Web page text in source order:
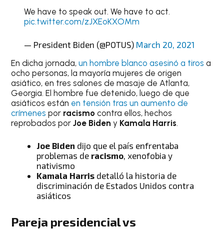
We have to speak out. We have to act.
pic.twitter.com/zJXEoKXOMm
— President Biden (@POTUS) March 20, 2021
En dicha jornada,un hombre blanco asesinó a tiros a
ocho personas, la mayoría mujeres de origen
asiático, en tres salones de masaje de Atlanta,
Georgia. El hombre fue detenido, luego de que
asiáticos están en tensión tras un aumento de
crímenes por racismo contra ellos, hechos
reprobados porJoe Biden y Kamala Harris.
Joe Biden dijo que el país enfrentaba
problemas de racismo, xenofobia y
nativismo
Kamala Harris detalló la historia de
discriminación de Estados Unidos contra
asiáticos
Pareja presidencial vs